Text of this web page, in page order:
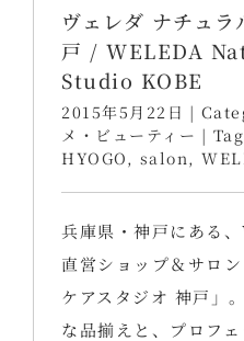
ヴェレダ ナチュ
戸 / WELEDA
Studio KOBE
2015年5月22日 |
メ・ビューティー |
HYOGO , salon ,
兵庫県・神戸にある
直営ショップ＆サロ
ケアスタジオ 神戸」
な品揃えと、プロフ